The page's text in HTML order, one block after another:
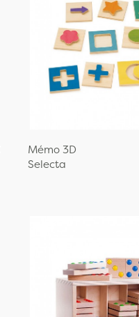
Mémo 3D
Selecta